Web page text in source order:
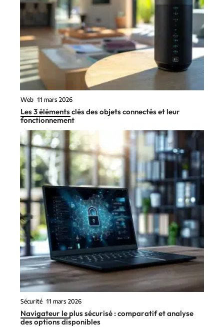
Web 11 mars 2026
Les 3 éléments clés des objets connectés et leur
fonctionnement
Sécurité 11 mars 2026
Navigateur le plus sécurisé : comparatif et analyse
des options disponibles